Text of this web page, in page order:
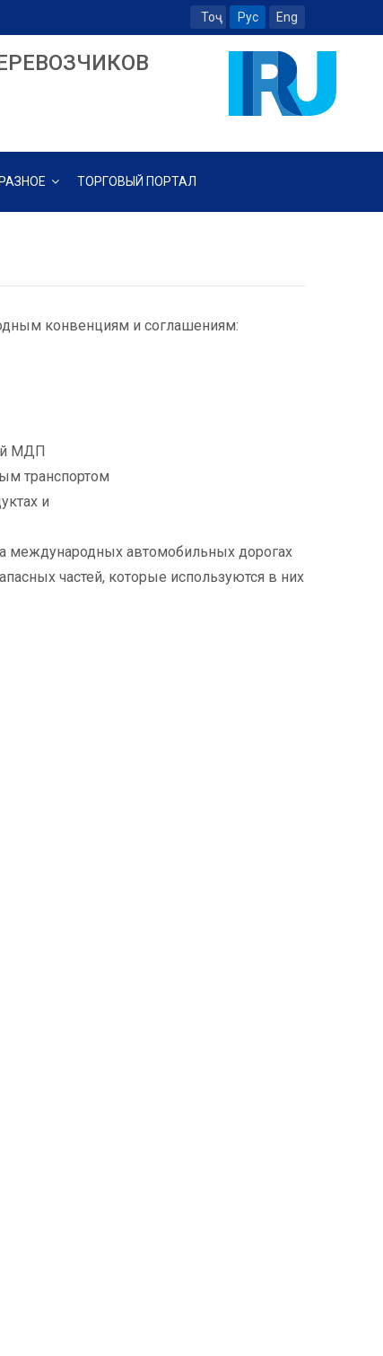
Тоҷ Рус Eng
РАЗНОЕ ТОРГОВЫЙ ПОРТАЛ
конвенциям и соглашениям:
МДП
транспортом
и
международных автомобильных дорогах
частей, которые используются в них